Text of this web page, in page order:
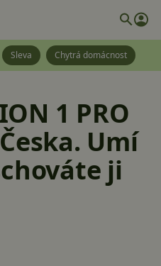
Sleva Chytrá domácnost
1 PRO
Umí
ji